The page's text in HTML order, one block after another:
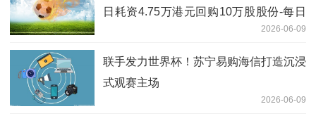
日耗资4.75万港元回购10万股股份-每日
2026-06-09
联手发力世界杯！苏宁易购海信打造沉浸
式观赛主场
2026-06-09